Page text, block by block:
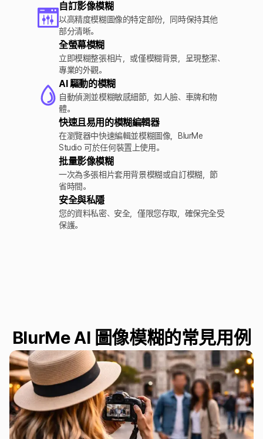
自訂影像模糊
以高精度模糊圖像的特定部份，同時保持其他
部分清晰。
全螢幕模糊
立即模糊整張相片，或僅模糊背景，呈現整潔、
專業的外觀。
AI 驅動的模糊
自動偵測並模糊敏感細節，如人臉、車牌和物
體。
快速且易用的模糊編輯器
在瀏覽器中快速編輯並模糊圖像，BlurMe
Studio 可於任何裝置上使用。
批量影像模糊
一次為多張相片套用背景模糊或自訂模糊，節
省時間。
安全與私隱
您的資料私密、安全，僅限您存取，確保完全受
保護。
BlurMe AI 圖像模糊的常見用例